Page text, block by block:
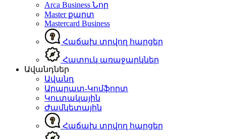
Arca Business Նոր
Master քարտ
Mastercard Business
Հաճախ տրվող հարցեր
Հատուկ առաջարկներ
Ավանդներ
Ավանդ
Արարատ-Կոմֆորտ
Կուտակային
Ժամկետային
Հաճախ տրվող հարցեր